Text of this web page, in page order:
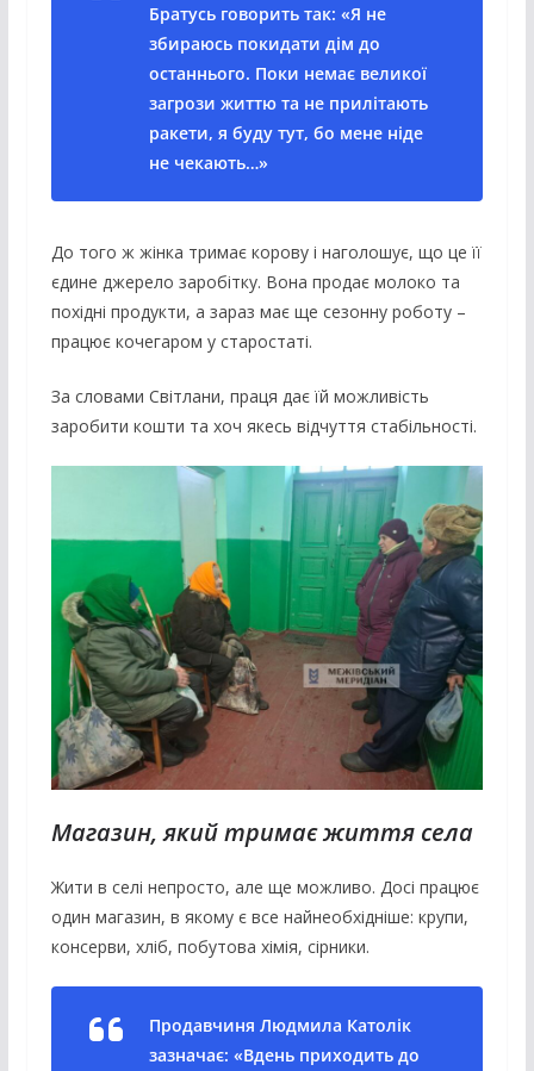
Братусь говорить так: «Я не
збираюсь покидати дім до
останнього. Поки немає великої
загрози життю та не прилітають
ракети, я буду тут, бо мене ніде
не чекають…»
До того ж жінка тримає корову і наголошує, що це її
єдине джерело заробітку. Вона продає молоко та
похідні продукти, а зараз має ще сезонну роботу –
працює кочегаром у старостаті.
За словами Світлани, праця дає їй можливість
заробити кошти та хоч якесь відчуття стабільності.
Магазин, який тримає життя села
Жити в селі непросто, але ще можливо. Досі працює
один магазин, в якому є все найнеобхідніше: крупи,
консерви, хліб, побутова хімія, сірники.
Продавчиня Людмила Католік
зазначає: «Вдень приходить до